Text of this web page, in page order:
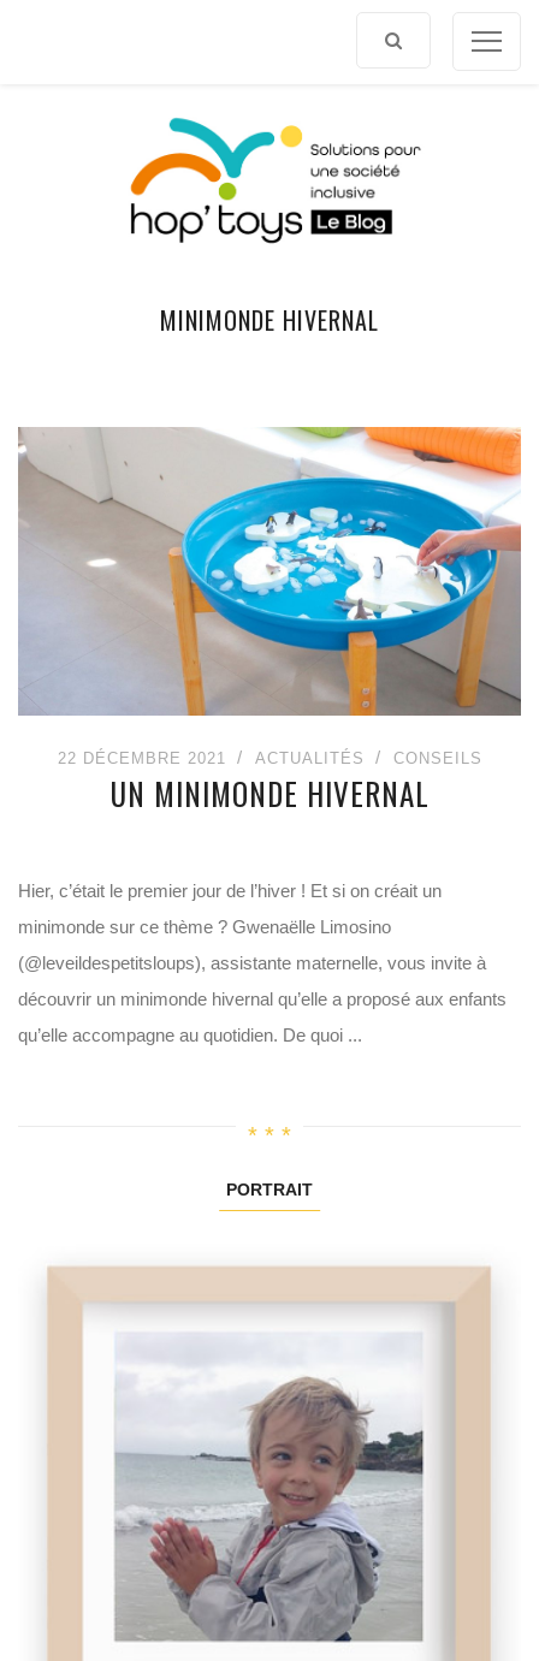
MINIMONDE HIVERNAL
22 DÉCEMBRE 2021 ACTUALITÉS CONSEILS
UN MINIMONDE HIVERNAL
Hier, c’était le premier jour de l’hiver ! Et si on créait un
minimonde sur ce thème ? Gwenaëlle Limosino
(@leveildespetitsloups), assistante maternelle, vous invite à
découvrir un minimonde hivernal qu’elle a proposé aux enfants
qu’elle accompagne au quotidien. De quoi ...
PORTRAIT